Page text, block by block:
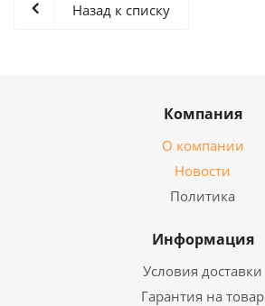
Назад к списку
Компания
О компании
Новости
Политика
Информация
Условия доставки
Гарантия на товар